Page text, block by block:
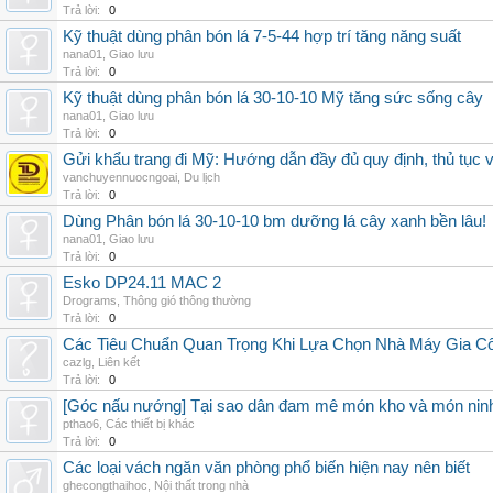
Trả lời:
0
Kỹ thuật dùng phân bón lá 7-5-44 hợp trí tăng năng suất
nana01
Giao lưu
Trả lời:
0
Kỹ thuật dùng phân bón lá 30-10-10 Mỹ tăng sức sống cây
nana01
Giao lưu
Trả lời:
0
Gửi khẩu trang đi Mỹ: Hướng dẫn đầy đủ quy định, thủ tục
vanchuyennuocngoai Du lịch
Trả lời:
0
Dùng Phân bón lá 30-10-10 bm dưỡng lá cây xanh bền lâu!
nana01
Giao lưu
Trả lời:
0
Esko DP24.11 MAC 2
Drograms Thông gió thông thường
Trả lời:
0
Các Tiêu Chuẩn Quan Trọng Khi Lựa Chọn Nhà Máy Gia
cazlg Liên kết
Trả lời:
0
[Góc nấu nướng] Tại sao dân đam mê món kho và món
pthao6 Các thiết bị khác
Trả lời:
0
Các loại vách ngăn văn phòng phổ biến hiện nay nên biết
ghecongthaihoc
Nội thất trong nhà